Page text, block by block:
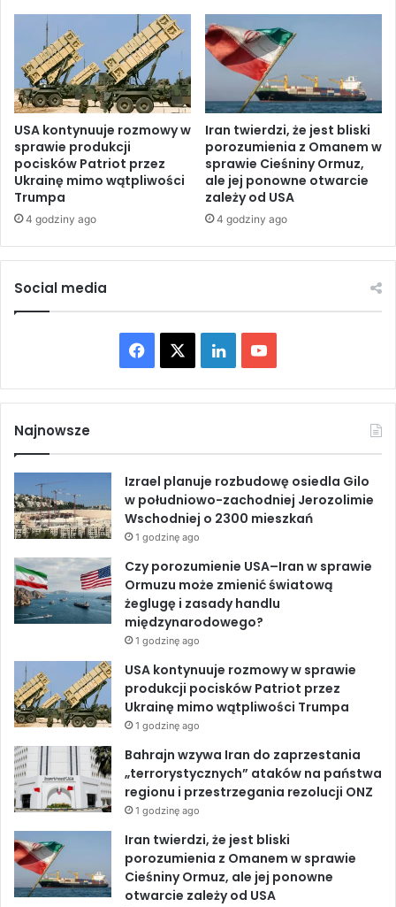
e
m
i
e
s
z
k
a
ń
c
i
m
w
i
t
u
i
u
d
a
n
o
e
c
k
l
ę
s
c
e
g
o
u
w
i
e
–
p
l
o
u
m
o
ż
l
e
n
i
d
o
s
t
a
w
p
o
USA kontynuuje rozmowy w
sprawie produkcji
pocisków Patriot przez
Ukrainę mimo wątpliwości
Trumpa
4 godziny ago
Iran twierdzi, że jest bliski
porozumienia z Omanem w
sprawie Cieśniny Ormuz,
ale jej ponowne otwarcie
zależy od USA
4 godziny ago
Social media
a
e
b
o
o
k
L
i
k
e
d
I
n
o
T
u
b
e
Najnowsze
Izrael planuje rozbudowę osiedla Gilo
w południowo-zachodniej Jerozolimie
Wschodniej o 2300 mieszkań
1 godzinę ago
Czy porozumienie USA–Iran w sprawie
Ormuzu może zmienić światową
żeglugę i zasady handlu
międzynarodowego?
1 godzinę ago
USA kontynuuje rozmowy w sprawie
produkcji pocisków Patriot przez
Ukrainę mimo wątpliwości Trumpa
1 godzinę ago
Bahrajn wzywa Iran do zaprzestania
„terrorystycznych” ataków na państwa
regionu i przestrzegania rezolucji ONZ
1 godzinę ago
Iran twierdzi, że jest bliski
porozumienia z Omanem w sprawie
Cieśniny Ormuz, ale jej ponowne
otwarcie zależy od USA